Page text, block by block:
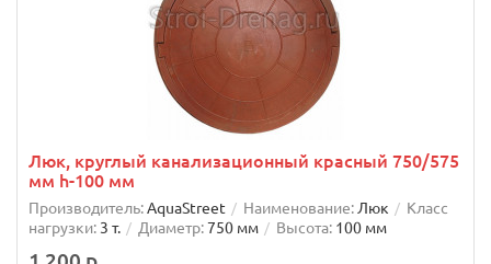
Люк, круглый канализационный красный 750/575
мм h-100 мм
Производитель:AquaStreet Наименование: Люк
Класс
нагрузки: 3 т. Диаметр:750 мм Высота: 100 мм